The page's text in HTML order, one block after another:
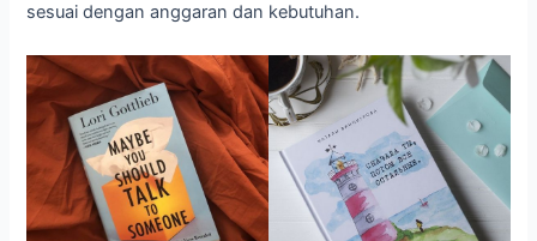
sesuai dengan anggaran dan kebutuhan.